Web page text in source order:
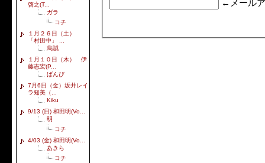
啓之(T...
ガラ
コチ
１月２６日（土）
「村田中」 ...
烏賊
１月１０日（木） 伊
藤志宏(P...
ばんび
7月6日（金）坂井レイ
ラ知美（...
Kiku
9/13 (日) 和田明(Vo...
明
コチ
4/03 (金) 和田明(Vo...
あきら
コチ
←メール